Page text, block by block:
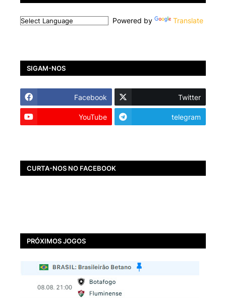
Powered by Translate
SIGAM-NOS
Facebook Twitter
YouTube telegram
CURTA-NOS NO FACEBOOK
PRÓXIMOS JOGOS